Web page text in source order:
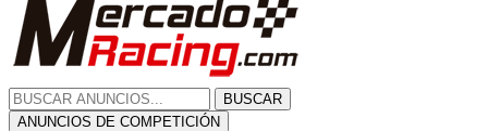
BUSCAR
ANUNCIOS DE COMPETICIÓN